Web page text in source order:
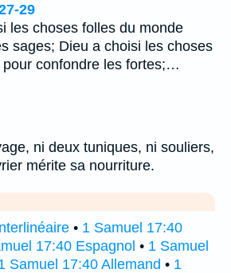
29
les choses folles du monde
sages; Dieu a choisi les choses
confondre les fortes;…
ni deux tuniques, ni souliers,
mérite sa nourriture.
• 1 Samuel 17:40
17:40 Espagnol • 1 Samuel
Samuel 17:40 Allemand • 1